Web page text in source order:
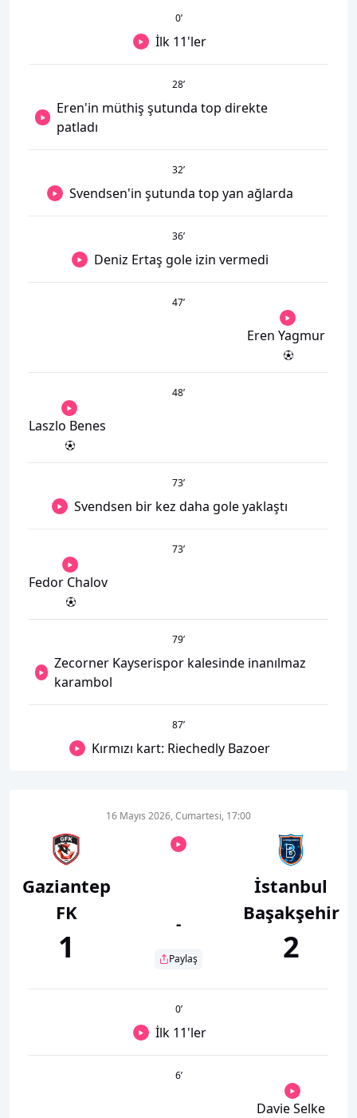
0’
İlk 11'ler
28’
Eren'in müthiş şutunda top direkte
patladı
32’
Svendsen'in şutunda top yan ağlarda
36’
Deniz Ertaş gole izin vermedi
47’
Eren Yagmur
48’
Laszlo Benes
73’
Svendsen bir kez daha gole yaklaştı
73’
Fedor Chalov
79’
Zecorner Kayserispor kalesinde inanılmaz
karambol
87’
Kırmızı kart: Riechedly Bazoer
Gaziantep
FK
1
16 Mayıs 2026, Cumartesi, 17:00
-
Paylaş
İstanbul
Başakşehir
2
0’
İlk 11'ler
6’
Davie Selke